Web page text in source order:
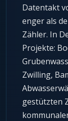
Datentakt
enger als
Zähler. In
Projekte:
Zwilling,
gestützten